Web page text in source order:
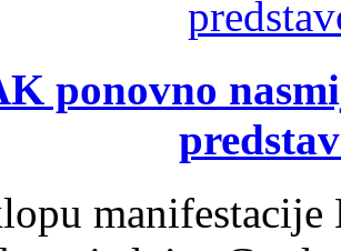
ponovno